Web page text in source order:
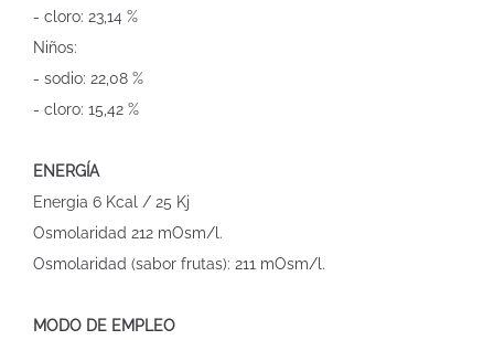
- cloro: 23,14 %
Niños:
- sodio: 22,08 %
- cloro: 15,42 %
ENERGÍA
Energia 6 Kcal / 25 Kj
Osmolaridad 212 mOsm/l.
Osmolaridad (sabor frutas): 211 mOsm/l.
MODO DE EMPLEO